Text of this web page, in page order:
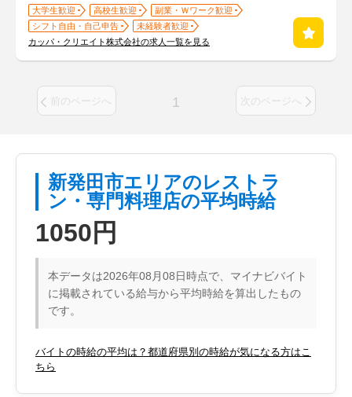
大学生歓迎 高校生歓迎
副業・Ｗワーク歓迎
シフト自由・自己申告
未経験者歓迎
カッパ・クリエイト株式会社の求人一覧を見る
前のページへ 1 次のページへ
新発田市エリアのレストラ
ン・専門料理店の平均時給
1050円
本データは2026年08月08日時点で、マイナビバイト
に掲載されている給与から平均時給を算出したもの
です。
バイトの時給の平均は？都道府県別の時給が気になる方はこ
ちら